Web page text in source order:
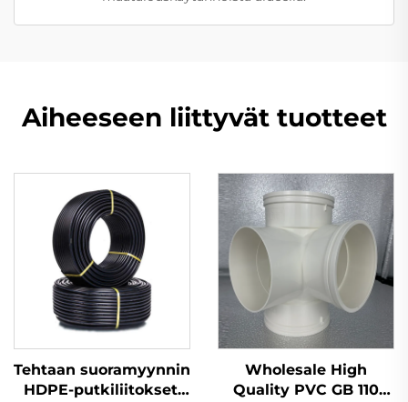
Aiheeseen liittyvät tuotteet
Tehtaan suoramyynnin
HDPE-putkiliitokset,
Wholesale High
Quality PVC GB 110